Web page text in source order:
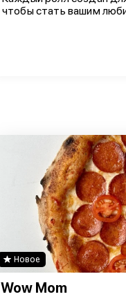
чтобы стать вашим
Новое
Wow Mom